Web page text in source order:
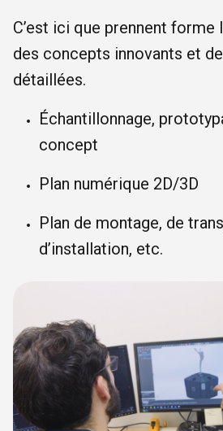
C’est ici que prennent forme
des concepts innovants et
détaillées.
Échantillonnage,
concept
Plan numérique 2D/3D
Plan de montage, de
d’installation, etc.